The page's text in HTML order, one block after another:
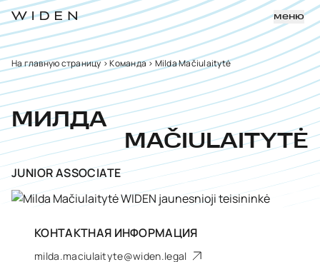
меню
На главную страницу>Команда>Milda Mačiulaitytė
МИЛДА
MAČIULAITYTĖ
JUNIOR ASSOCIATE
КОНТАКТНАЯ ИНФОРМАЦИЯ
milda.maciulaityte@widen.legal